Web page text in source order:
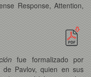
Response, Attention,
fue formalizado por
Pavlov, quien en sus